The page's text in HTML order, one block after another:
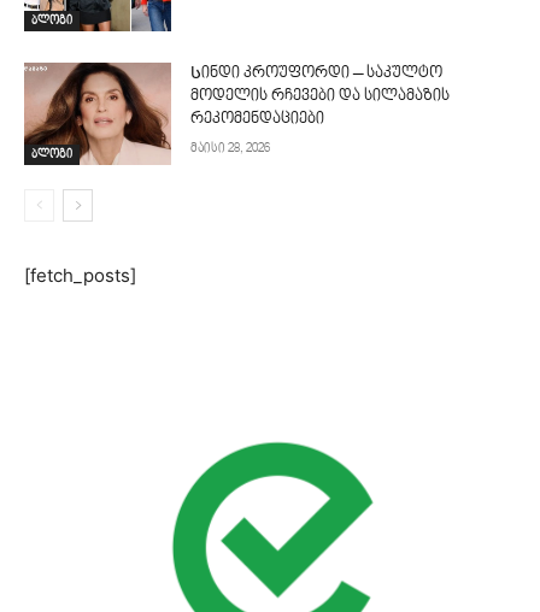
ბლოგი
ბლოგი
Სინდი კროუფორდი – საკულტო
მოდელის რჩევები და სილამაზის
რეკომენდაციები
მაისი 28, 2026
[fetch_posts]